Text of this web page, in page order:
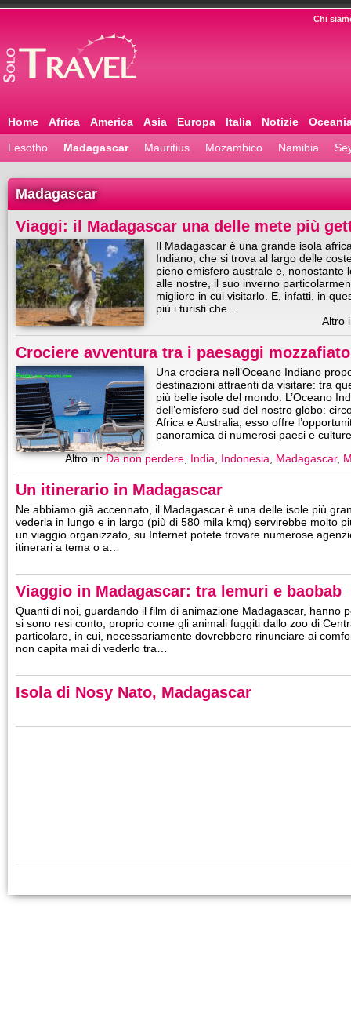
Chi
Home Africa America Asia Europa Italia Notizie
Lesotho Madagascar Mauritius Mozambico Namibia
Madagascar
Viaggi: il Madagascar una delle mete più
Il Madagascar è una grande isola
Indiano, che si trova al largo delle
pieno emisfero australe e, nonostante
alle nostre, il suo inverno
migliore in cui visitarlo. E, infatti, in
più i turisti che…
Altro
Crociere avventura tra i paesaggi
Una crociera nell’Oceano Indiano
destinazioni attraenti da visitare: tra
più belle isole del mondo. L’Oceano
dell’emisfero sud del nostro globo:
Africa e Australia, esso offre
panoramica di numerosi paesi e
Altro in:Da non perdere India Indonesia Madagascar,
Un itinerario in Madagascar
Ne abbiamo già accennato, il Madagascar è una delle isole più
vederla in lungo e in largo (più di 580 mila kmq) servirebbe molto
un viaggio organizzato, su Internet potete trovare numerose
itinerari a tema o a…
Viaggio in Madagascar: tra lemuri e baobab
Quanti di noi, guardando il film di animazione Madagascar, hanno
si sono resi conto, proprio come gli animali fuggiti dallo zoo di
particolare, in cui, necessariamente dovrebbero rinunciare ai
non capita mai di vederlo tra…
Isola di Nosy Nato, Madagascar